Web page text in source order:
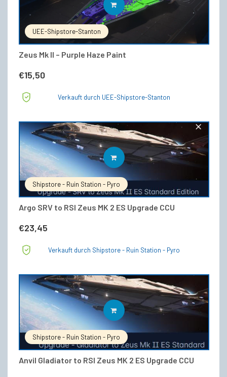
UEE-Shipstore-Stanton
Zeus Mk II – Purple Haze Paint
€15,50
IN DEN WARENKORB
Verkauft durch UEE-Shipstore-Stanton
Shipstore - Ruin Station - Pyro
Argo SRV to RSI Zeus MK 2 ES Upgrade CCU
€23,45
IN DEN WARENKORB
Verkauft durch Shipstore - Ruin Station - Pyro
Shipstore - Ruin Station - Pyro
Anvil Gladiator to RSI Zeus MK 2 ES Upgrade CCU
IN DEN WARENKORB